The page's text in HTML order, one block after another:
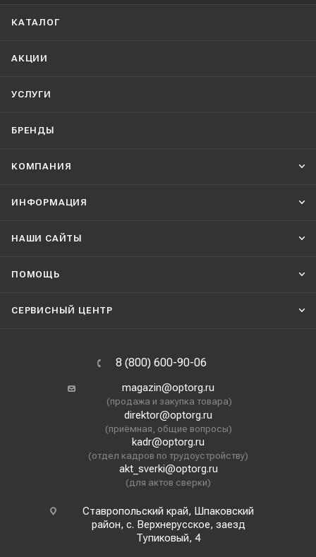
КАТАЛОГ
АКЦИИ
УСЛУГИ
БРЕНДЫ
КОМПАНИЯ
ИНФОРМАЦИЯ
НАШИ CАЙТЫ
ПОМОЩЬ
СЕРВИСНЫЙ ЦЕНТР
8 (800) 600-90-06
magazin@optorg.ru
(продажа и закупка товара)
direktor@optorg.ru
(приёмная, общие вопросы)
kadr@optorg.ru
(отдел кадров по трудоустройству)
akt_sverki@optorg.ru
(для актов сверки)
Ставропольский край, Шпаковский
район, с. Верхнерусское, заезд
Тупиковый, 4